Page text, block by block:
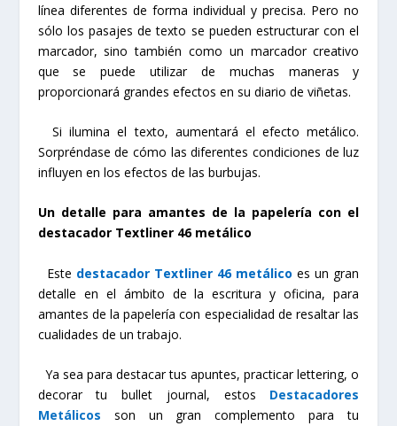
línea diferentes de forma individual y precisa. Pero no
sólo los pasajes de texto se pueden estructurar con el
marcador, sino también como un marcador creativo
que se puede utilizar de muchas maneras y
proporcionará grandes efectos en su diario de viñetas.
Si ilumina el texto, aumentará el efecto metálico.
Sorpréndase de cómo las diferentes condiciones de luz
influyen en los efectos de las burbujas.
Un detalle para amantes de la papelería con el
destacador Textliner 46 metálico
Este destacador Textliner 46 metálico es un gran
detalle en el ámbito de la escritura y oficina, para
amantes de la papelería con especialidad de resaltar las
cualidades de un trabajo.
Ya sea para destacar tus apuntes, practicar lettering, o
decorar tu bullet journal, estos Destacadores
Metálicos son un gran complemento para tu